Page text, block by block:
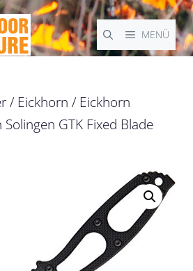
MENÜ
/ Eickhorn / Eickhorn
GTK Fixed Blade